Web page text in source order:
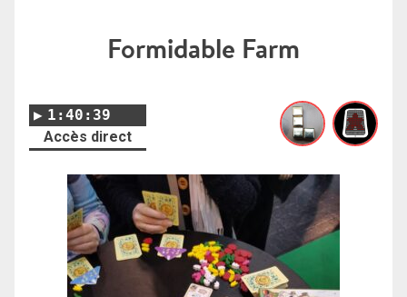
Formidable Farm
1:40:39
Accès direct